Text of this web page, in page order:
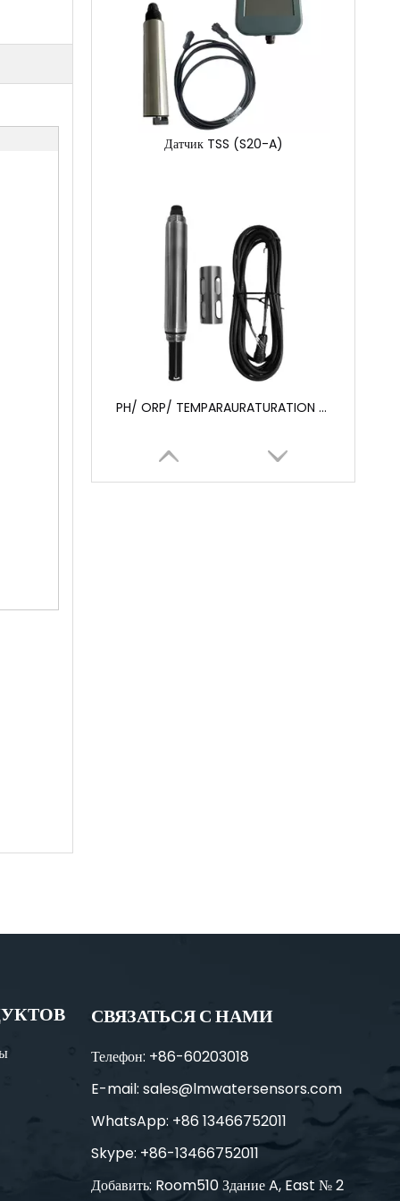
Датчик pH (S14-B)
Многопараметрический датчик качества воды (S600-C)
СВЯЗАТЬСЯ С НАМИ
Телефон: +86-60203018
E-mail: sales@lmwatersensors.com
WhatsApp: +86 13466752011
Skype: +86-13466752011
Добавить: Room510 Здание A, East № 2